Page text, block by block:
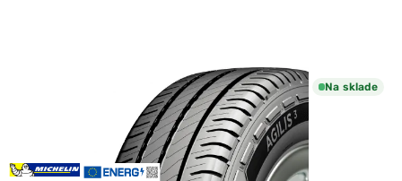
Na sklade